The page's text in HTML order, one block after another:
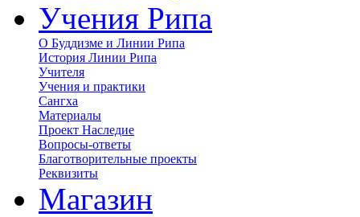
Учения Рипа
О Буддизме и Линии Рипа
История Линии Рипа
Учителя
Учения и практики
Сангха
Материалы
Проект Наследие
Вопросы-ответы
Благотворительные проекты
Реквизиты
Магазин